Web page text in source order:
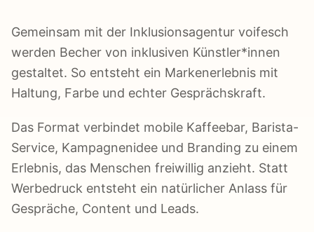
Gemeinsam mit der Inklusionsagentur voifesch
werden Becher von inklusiven Künstler*innen
gestaltet. So entsteht ein Markenerlebnis mit
Haltung, Farbe und echter Gesprächskraft.
Das Format verbindet mobile Kaffeebar, Barista-
Service, Kampagnenidee und Branding zu einem
Erlebnis, das Menschen freiwillig anzieht. Statt
Werbedruck entsteht ein natürlicher Anlass für
Gespräche, Content und Leads.